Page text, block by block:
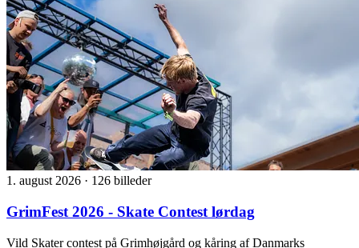
1. august 2026 · 126 billeder
GrimFest 2026 - Skate Contest lørdag
Vild Skater contest på Grimhøjgård og kåring af Danmarks